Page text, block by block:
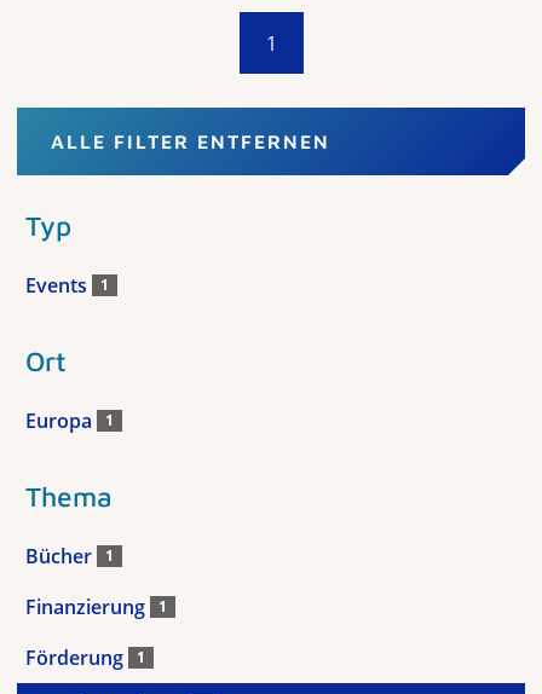
1
ALLE FILTER ENTFERNEN
Typ
Events 1
Ort
Europa 1
Thema
Bücher 1
Finanzierung 1
Förderung 1